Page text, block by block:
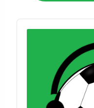
Audio
Player